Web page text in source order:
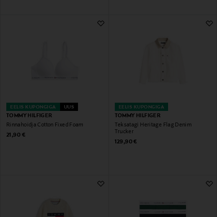
EELIS KUPONGIGA UUS
TOMMY HILFIGER
Rinnahoidja Cotton Fixed Foam
Original Price
21,90 €
EELIS KUPONGIGA
TOMMY HILFIGER
Teksatagi Heritage Flag Denim
Trucker
Original Price
129,90 €